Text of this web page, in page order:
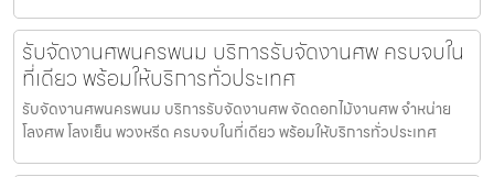
รับจัดงานศพนครพนม บริการรับจัดงานศพ ครบจบใน
ที่เดียว พร้อมให้บริการทั่วประเทศ
รับจัดงานศพนครพนม บริการรับจัดงานศพ จัดดอกไม้งานศพ จำหน่าย
โลงศพ โลงเย็น พวงหรีด ครบจบในที่เดียว พร้อมให้บริการทั่วประเทศ